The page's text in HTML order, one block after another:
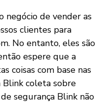
negócio de vender as
clientes para
No entanto, eles são
espere que a
coisas com base nas
Blink coleta sobre
segurança Blink não